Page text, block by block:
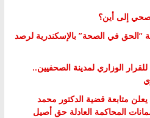
إلى أين؟
في الصحة” بالإسكندرية لرصد
الوزاري لمدينة الصحفيين..
متابعة قضية الدكتور محمد
المحاكمة العادلة حق أصيل